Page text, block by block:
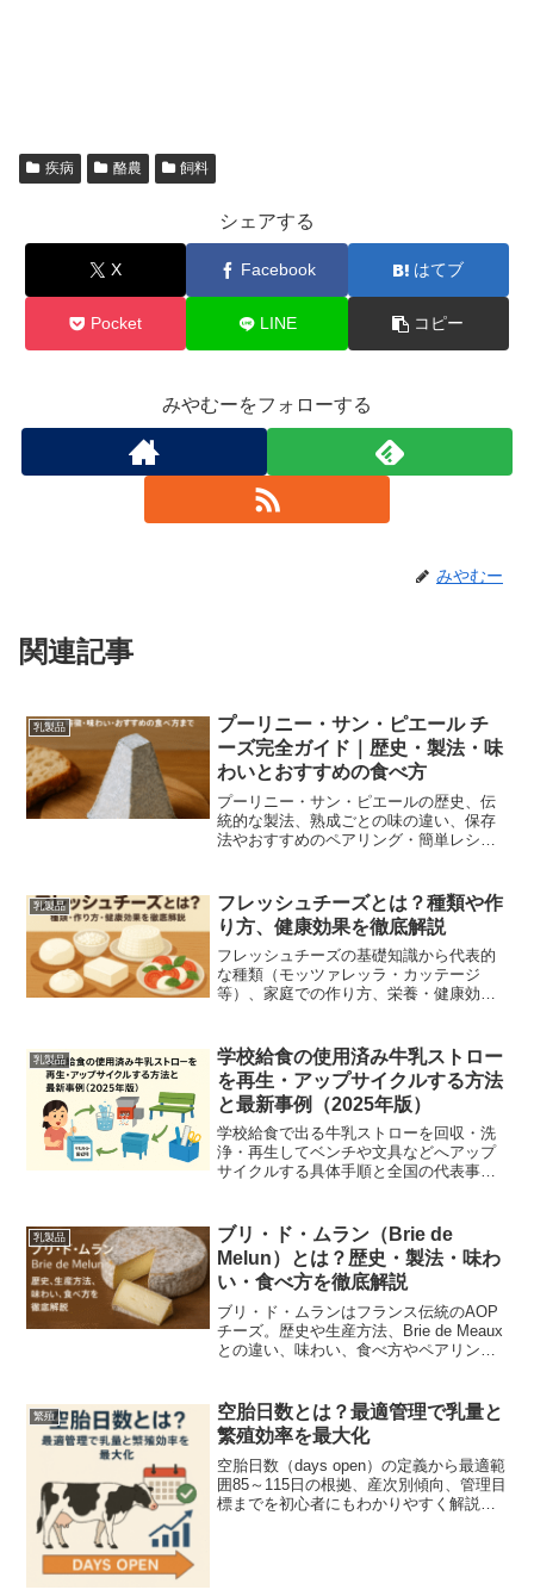
疾病 酪農 飼料
シェアする
X Facebook はてブ
Pocket LINE コピー
みやむーをフォローする
みやむー
関連記事
乳製品
プーリニー・サン・ピエール チ
ーズ完全ガイド｜歴史・製法・味
わいとおすすめの食べ方
プーリニー・サン・ピエールの歴史、伝
統的な製法、熟成ごとの味の違い、保存
法やおすすめのペアリング・簡単レシピ
乳製品
フレッシュチーズとは？種類や作
り方、健康効果を徹底解説
フレッシュチーズの基礎知識から代表的
な種類（モッツァレッラ・カッテージ
等）、家庭での作り方、栄養・健康効
乳製品
学校給食の使用済み牛乳ストロー
を再生・アップサイクルする方法
と最新事例（2025年版）
学校給食で出る牛乳ストローを回収・洗
浄・再生してベンチや文具などへアップ
サイクルする具体手順と全国の代表事
乳製品
ブリ・ド・ムラン（Brie de
Melun）とは？歴史・製法・味わ
い・食べ方を徹底解説
ブリ・ド・ムランはフランス伝統のAOP
チーズ。歴史や生産方法、Brie de Meaux
との違い、味わい、食べ方やペアリング
繁殖
空胎日数とは？最適管理で乳量と
繁殖効率を最大化
空胎日数（days open）の定義から最適範
囲85～115日の根拠、産次別傾向、管理目
標までを初心者にもわかりやすく解説し